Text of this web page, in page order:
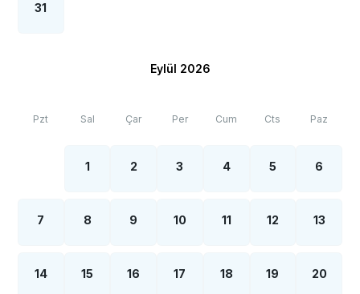
31
Eylül 2026
Pzt Sal Çar Per Cum Cts Paz
1 2 3 4 5 6
7 8 9 10 11 12 13
14 15 16 17 18 19 20